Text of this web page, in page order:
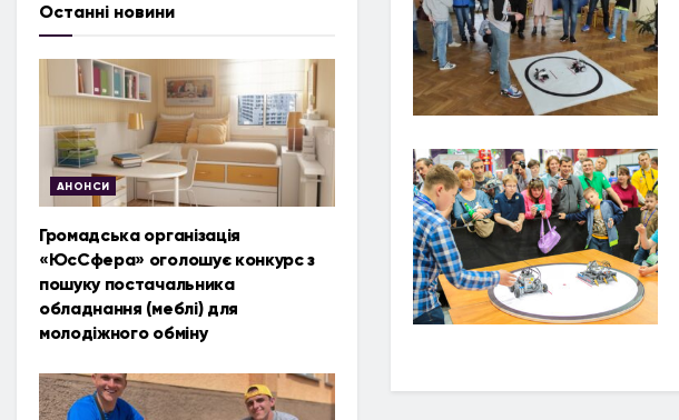
Останні новини
АНОНСИ
Громадська організація
«ЮсСфера» оголошує конкурс з
пошуку постачальника
обладнання (меблі) для
молодіжного обміну